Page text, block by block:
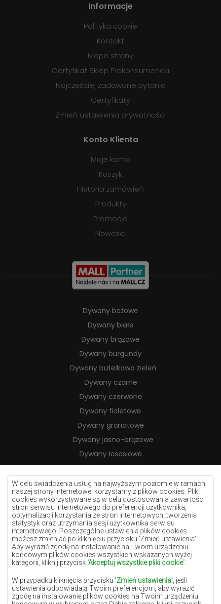
W celu świadczenia usług na najwyższym poziomie w ramach
naszej strony internetowej korzystamy z plików cookies. Pliki
cookies wykorzystywane są w celu dostosowania zawartości
stron serwisu internetowego do preferencji użytkownika,
optymalizacji korzystania ze stron internetowych, tworzenia
statystyk oraz utrzymania sesji użytkownika serwisu
internetowego. Poszczególne ustawienia plików cookies
możesz zmieniać po kliknięciu przycisku 'Zmień ustawienia'.
Aby wyrazić zgodę na instalowanie na Twoim urządzeniu
końcowym plików cookies wszystkich wskazanych wyżej
kategorii, kliknij przycisk 'Akceptuj wszystkie pliki cookie'
W przypadku kliknięcia przycisku 'Zmień ustawienia' , jeśli
ustawienia odpowiadają Twoim preferencjom, aby wyrazić
zgodę na instalowanie plików cookies na Twoim urządzeniu
Informacje
Polityka cookie
Kontakt
Mapa strony
Certyfikat Sklep Prokonsumencki
Najczęściej zadawane pytania
Certyfikaty
Zmień ustawienia prywatności
Konto Klienta
Moje konto
Koszyk
Historia zamówień
Produkty
Promocja
Nowości
Dywany beżowe
Dywany białe
Dywany brązowe
Dywany burgundy
Dywany butelkowa zieleń
Dywany czarne
Dywany czerwone
Dywany fioletowe
Dywany granatowe
Dywany jasno-brązowe
Dywany łososiowe
Dywany kremowe
Dywany lilac
Dywany żółte
Dywany miętowe
Dywany niebieskie
Dywany pomarańczowe
Dywany różowe
Dywany szare
Dywany terakota
Dywany zielone